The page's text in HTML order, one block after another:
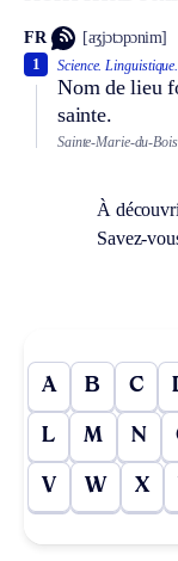
FR [aʒjɔtɔpɔnim]
Science. Linguistique.
Nom de lieu
sainte.
1
Sainte-Marie-du-
À
Savez-
A B C
L M N
V W X